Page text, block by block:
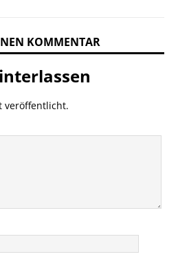
KOMMENTAR
veröffentlicht.